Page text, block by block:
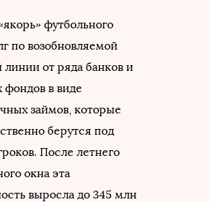
футбольного
по возобновляемой
линии от ряда банков и
фондов в виде
займов, которые
берутся под
После летнего
окна эта
выросла до 345 млн